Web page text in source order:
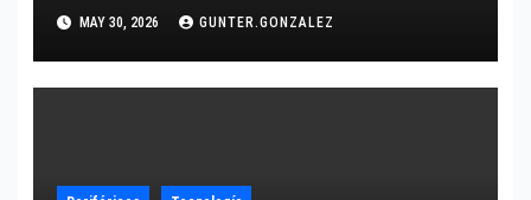
MAY 30, 2026 GUNTER.GONZALEZ